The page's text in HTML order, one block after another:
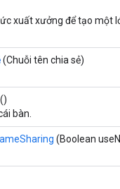
xuất xưởng để tạo một
(Chuỗi tên chia sẻ)
()
bàn.
(Boolean